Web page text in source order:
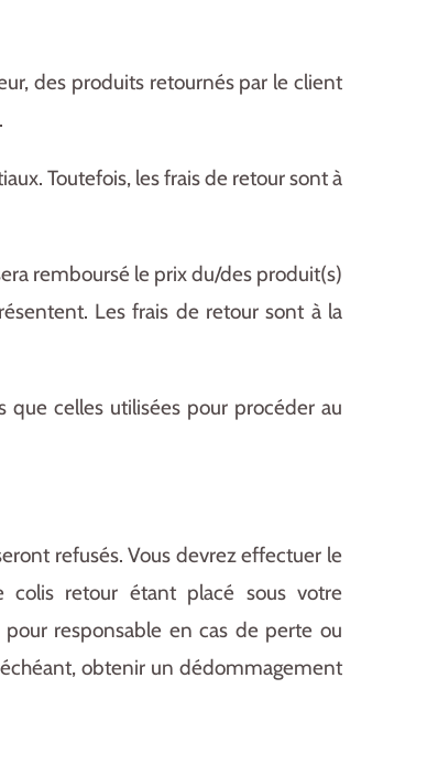
des produits retournés par le client
Toutefois, les frais de retour sont à
remboursé le prix du/des produit(s)
Les frais de retour sont à la
celles utilisées pour procéder au
refusés.Vous devrez effectuer le
colis retour étant placé sous votre
responsable en cas de perte ou
obtenir un dédommagement